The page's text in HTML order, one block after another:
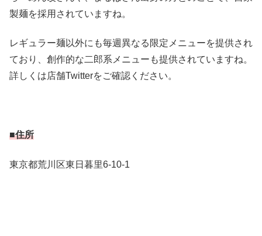
製麺を採用されていますね。
レギュラー麺以外にも毎週異なる限定メニューを提供され
ており、創作的な二郎系メニューも提供されていますね。
詳しくは店舗Twitterをご確認ください。
■住所
東京都荒川区東日暮里6-10-1